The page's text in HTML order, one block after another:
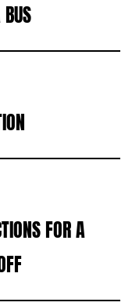
FOR A